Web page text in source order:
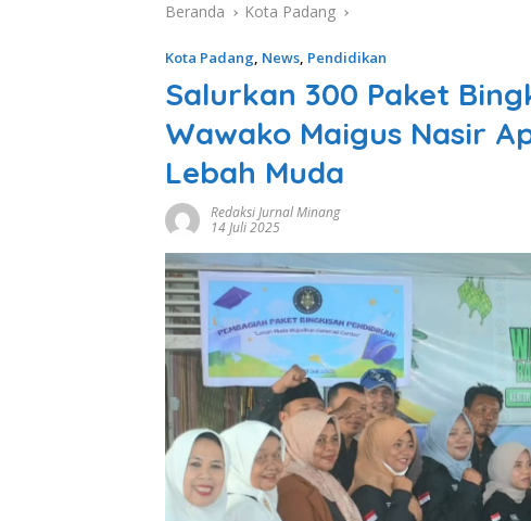
Beranda Kota Padang
Kota Padang, News, Pendidikan
Salurkan 300 Paket
Wawako Maigus Nasir
Lebah Muda
Redaksi Jurnal Minang
14 Juli 2025